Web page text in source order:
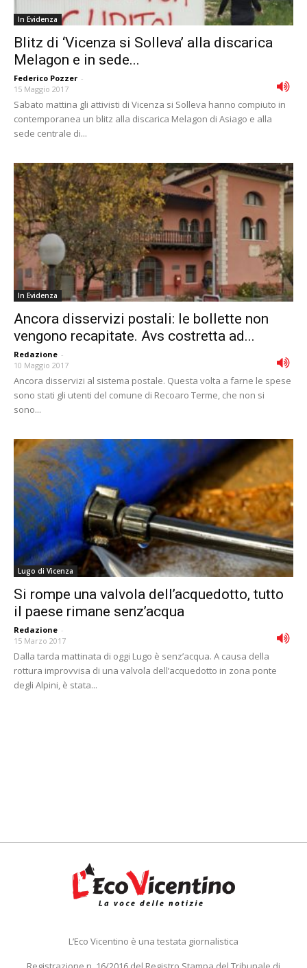
In Evidenza
Blitz di ‘Vicenza si Solleva’ alla discarica
Melagon e in sede...
Federico Pozzer -
15 Maggio 2017
Sabato mattina gli attivisti di Vicenza si Solleva hanno compiuto in
contemporanea un blitz alla discarica Melagon di Asiago e alla
sede centrale di...
In Evidenza
Ancora disservizi postali: le bollette non
vengono recapitate. Avs costretta ad...
Redazione -
10 Maggio 2017
Ancora disservizi al sistema postale. Questa volta a farne le spese
sono stati gli utenti del comune di Recoaro Terme, che non si
sono...
Lugo di Vicenza
Si rompe una valvola dell’acquedotto, tutto
il paese rimane senz’acqua
Redazione -
15 Marzo 2017
Dalla tarda mattinata di oggi Lugo è senz’acqua. A causa della
rottura improvvisa di una valvola dell’acquedotto in zona ponte
degli Alpini, è stata...
L’Eco Vicentino è una testata giornalistica